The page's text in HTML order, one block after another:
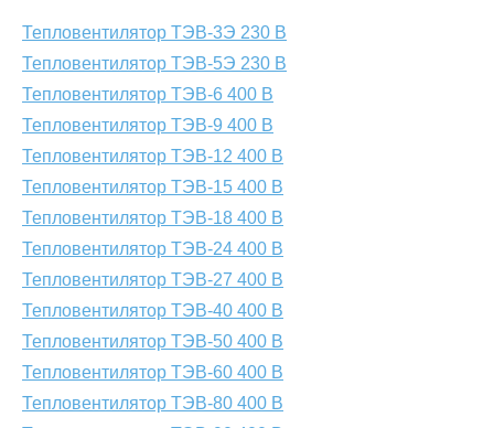
Тепловентилятор ТЭВ-3Э 230 В
Тепловентилятор ТЭВ-5Э 230 В
Тепловентилятор ТЭВ-6 400 В
Тепловентилятор ТЭВ-9 400 В
Тепловентилятор ТЭВ-12 400 В
Тепловентилятор ТЭВ-15 400 В
Тепловентилятор ТЭВ-18 400 В
Тепловентилятор ТЭВ-24 400 В
Тепловентилятор ТЭВ-27 400 В
Тепловентилятор ТЭВ-40 400 В
Тепловентилятор ТЭВ-50 400 В
Тепловентилятор ТЭВ-60 400 В
Тепловентилятор ТЭВ-80 400 В